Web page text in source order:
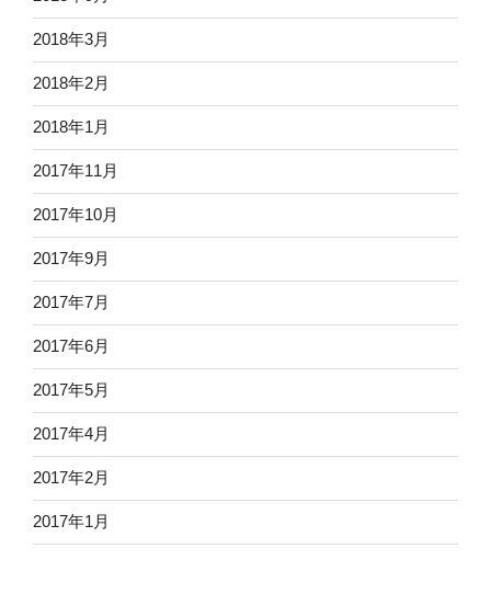
2018年3月
2018年2月
2018年1月
2017年11月
2017年10月
2017年9月
2017年7月
2017年6月
2017年5月
2017年4月
2017年2月
2017年1月